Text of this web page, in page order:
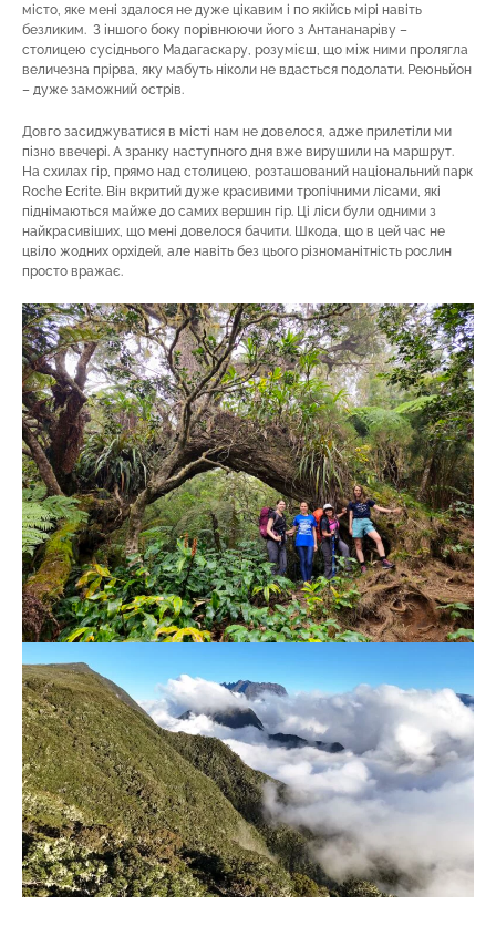
місто, яке мені здалося не дуже цікавим і по якійсь мірі навіть
безликим. З іншого боку порівнюючи його з Антананаріву –
столицею сусіднього Мадагаскару, розумієш, що між ними пролягла
величезна прірва, яку мабуть ніколи не вдасться подолати. Реюньйон
– дуже заможний острів.
Довго засиджуватися в місті нам не довелося, адже прилетіли ми
пізно ввечері. А зранку наступного дня вже вирушили на маршрут.
На схилах гір, прямо над столицею, розташований національний парк
Roche Ecrite. Він вкритий дуже красивими тропічними лісами, які
піднімаються майже до самих вершин гір. Ці ліси були одними з
найкрасивіших, що мені довелося бачити. Шкода, що в цей час не
цвіло жодних орхідей, але навіть без цього різноманітність рослин
просто вражає.